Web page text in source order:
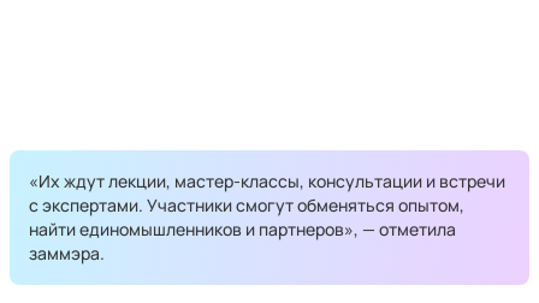
«Их ждут лекции, мастер-классы, консультации и встречи
с экспертами. Участники смогут обменяться опытом,
найти единомышленников и партнеров», — отметила
заммэра.